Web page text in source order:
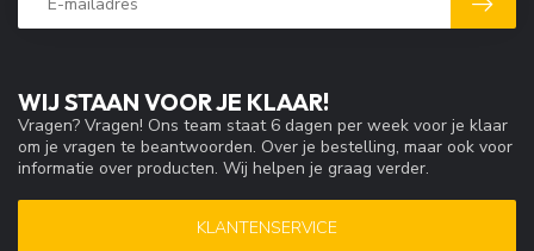
WIJ STAAN VOOR JE KLAAR!
Vragen? Vragen! Ons team staat 6 dagen per week voor je klaar
om je vragen te beantwoorden. Over je bestelling, maar ook voor
informatie over producten. Wij helpen je graag verder.
KLANTENSERVICE